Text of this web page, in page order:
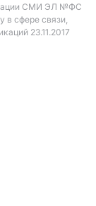
СМИ ЭЛ №ФС
в сфере связи,
23.11.2017